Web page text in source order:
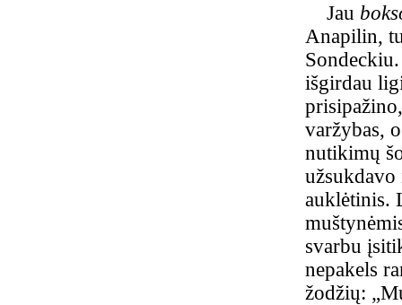
Jau
Anapilin,
išgirdau
varžybas,
nutikimų
užsukdavo
auklėtinis.
svarbu
nepakels
žodžių: